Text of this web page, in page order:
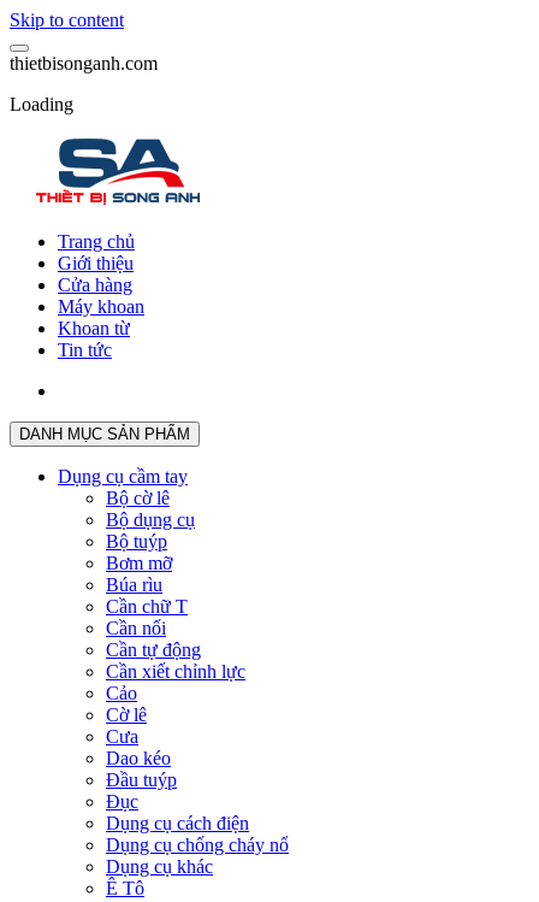
Skip to content
thietbisonganh.com
Loading
Trang chủ
Giới thiệu
Cửa hàng
Máy khoan
Khoan từ
Tin tức
DANH MỤC SẢN PHẨM
Dụng cụ cầm tay
Bộ cờ lê
Bộ dụng cụ
Bộ tuýp
Bơm mỡ
Búa rìu
Cần chữ T
Cần nối
Cần tự động
Cần xiết chỉnh lực
Cảo
Cờ lê
Cưa
Dao kéo
Đầu tuýp
Đục
Dụng cụ cách điện
Dụng cụ chống cháy nổ
Dụng cụ khác
Ê Tô